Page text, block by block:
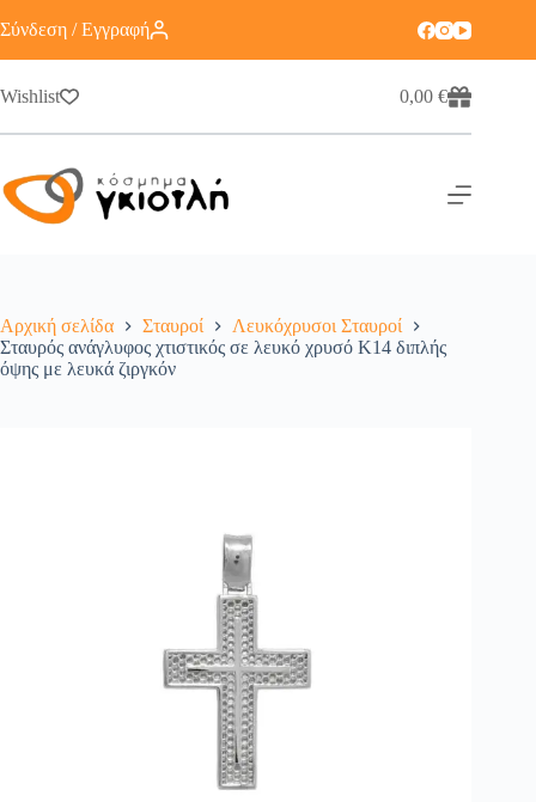
Σύνδεση / Εγγραφή
Wishlist 0,00€
Αρχική σελίδα Σταυροί
Λευκόχρυσοι Σταυροί
Σταυρός ανάγλυφος χτιστικός σε λευκό χρυσό Κ14 διπλής
όψης με λευκά ζιργκόν